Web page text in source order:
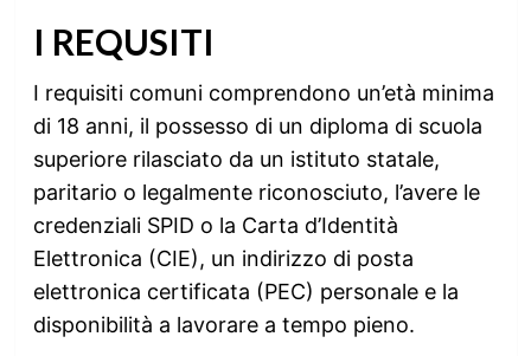
I REQUSITI
I requisiti comuni comprendono un’età minima
di 18 anni, il possesso di un diploma di scuola
superiore rilasciato da un istituto statale,
paritario o legalmente riconosciuto, l’avere le
credenziali SPID o la Carta d’Identità
Elettronica (CIE), un indirizzo di posta
elettronica certificata (PEC) personale e la
disponibilità a lavorare a tempo pieno.